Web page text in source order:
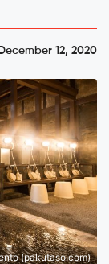
December 12, 2020
(pakutaso.com)